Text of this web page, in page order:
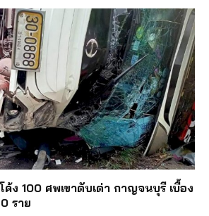
ง 100 ศพเขาตับเต่า กาญจนบุรี เบื้อง
ราย